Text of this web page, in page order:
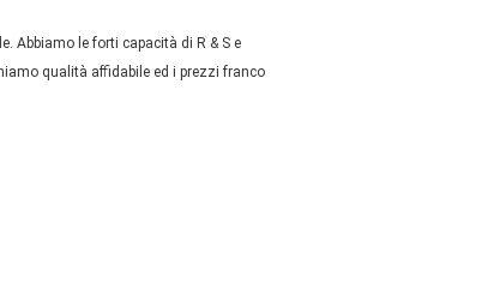
Abbiamo le forti capacità di R & S e
qualità affidabile ed i prezzi franco